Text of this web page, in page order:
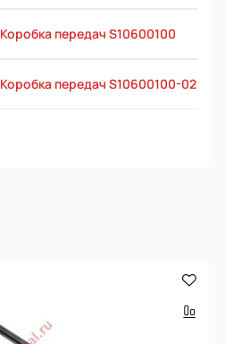
Коробка передач S10600100
Коробка передач S10600100-02